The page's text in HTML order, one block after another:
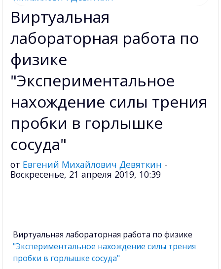
Виртуальная
лабораторная работа по
физике
"Экспериментальное
нахождение силы трения
пробки в горлышке
сосуда"
от Евгений Михайлович Девяткин -
Воскресенье, 21 апреля 2019, 10:39
Виртуальная лабораторная работа по физике
"Экспериментальное нахождение силы трения
пробки в горлышке сосуда"